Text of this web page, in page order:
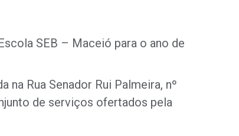
SEB – Maceió para o ano de
Rua Senador Rui Palmeira, nº
de serviços ofertados pela